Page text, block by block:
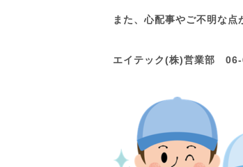
また、心配事やご不明な点
エイテック(株)営業部